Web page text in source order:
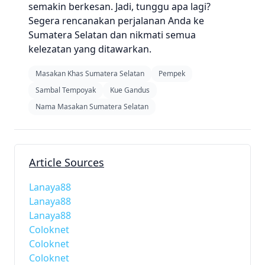
semakin berkesan. Jadi, tunggu apa lagi?
Segera rencanakan perjalanan Anda ke
Sumatera Selatan dan nikmati semua
kelezatan yang ditawarkan.
Masakan Khas Sumatera Selatan
Pempek
Sambal Tempoyak
Kue Gandus
Nama Masakan Sumatera Selatan
Article Sources
Lanaya88
Lanaya88
Lanaya88
Coloknet
Coloknet
Coloknet